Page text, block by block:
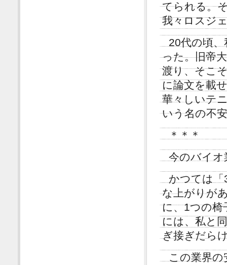
てられる。
我々ロスジ
20代の頃
った。旧帝
渡り、そこ
に論文を載
華々しいテ
いう名の不
＊＊＊
今のバイオ
かつては「
な上がりが
に、1つの椅
には、私と
ぎ接ぎだら
この業界